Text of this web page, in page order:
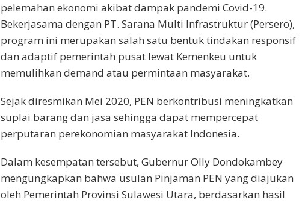
pelemahan ekonomi akibat dampak pandemi Covid-19.
Bekerjasama dengan PT. Sarana Multi Infrastruktur (Persero),
program ini merupakan salah satu bentuk tindakan responsif
dan adaptif pemerintah pusat lewat Kemenkeu untuk
memulihkan demand atau permintaan masyarakat.
Sejak diresmikan Mei 2020, PEN berkontribusi meningkatkan
suplai barang dan jasa sehingga dapat mempercepat
perputaran perekonomian masyarakat Indonesia.
Dalam kesempatan tersebut, Gubernur Olly Dondokambey
mengungkapkan bahwa usulan Pinjaman PEN yang diajukan
oleh Pemerintah Provinsi Sulawesi Utara, berdasarkan hasil